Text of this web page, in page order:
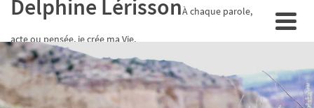
Delphine LérissonÀ chaque parole,
acte ou pensée, je crée ma Vie.